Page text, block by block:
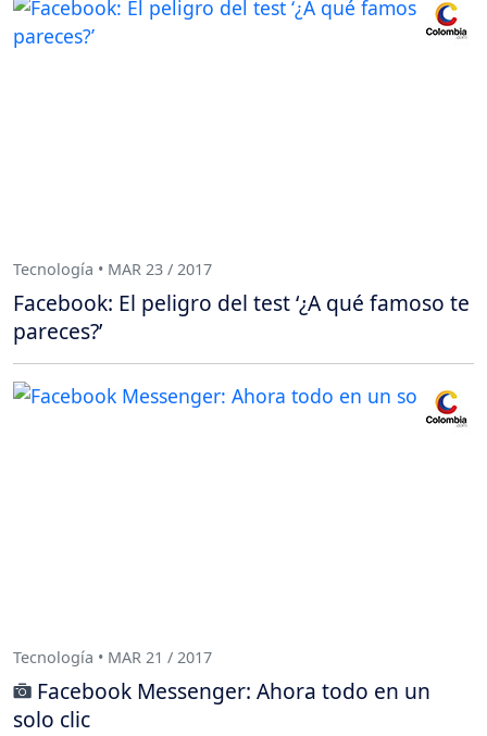
Tecnología • MAR 23 / 2017
Facebook: El peligro del test ‘¿A qué famoso te
pareces?’
Tecnología • MAR 21 / 2017
Facebook Messenger: Ahora todo en un
solo clic